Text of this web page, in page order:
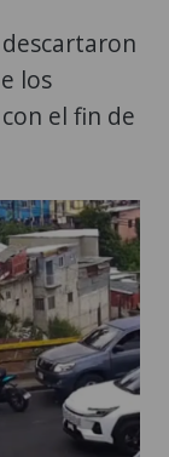
los
el fin de